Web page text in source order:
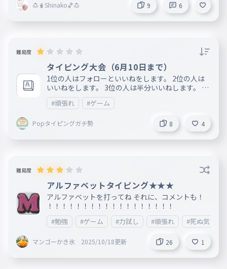
🍮🧋Shinako🏀🍮 9 6
難易度
タイピング大会（6月10日まで）
1位の人はフォローといいねをします。 2位の人は
いいねをします。 3位の人は半分いいねします。 4
位以下の人は一つにいいねします。 （5月31日~6月
10日）まで みんなやってください。
#頑張れ #ゲーム
Popタイピングガチ勢 8 4
難易度
アルファベットタイピング★★★
アルファベットを打ってね それに、コメントも！
！！！！！！！！！！！！！！！！！！
#勉強 #ゲーム #力試し #頑張れ #死ぬ気で頑
マンゴーかき氷 2025/10/18更新 26 1